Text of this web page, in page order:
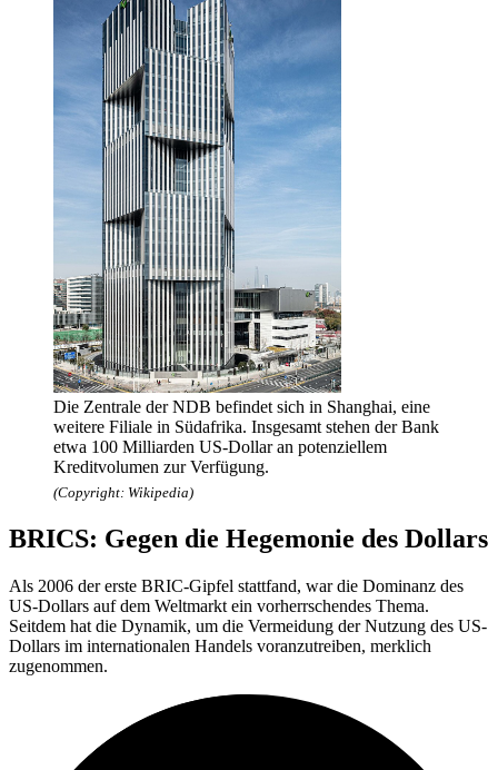
Die Zentrale der NDB befindet sich in Shanghai, eine
weitere Filiale in Südafrika. Insgesamt stehen der Bank
etwa 100 Milliarden US-Dollar an potenziellem
Kreditvolumen zur Verfügung.
(Copyright: Wikipedia)
BRICS: Gegen die Hegemonie des Dollars
Als 2006 der erste BRIC-Gipfel stattfand, war die Dominanz des
US-Dollars auf dem Weltmarkt ein vorherrschendes Thema.
Seitdem hat die Dynamik, um die Vermeidung der Nutzung des US-
Dollars im internationalen Handels voranzutreiben, merklich
zugenommen.